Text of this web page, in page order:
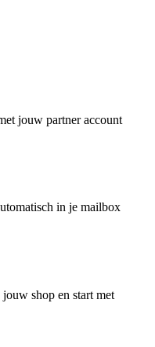
jouw partner account
in je mailbox
shop en start met